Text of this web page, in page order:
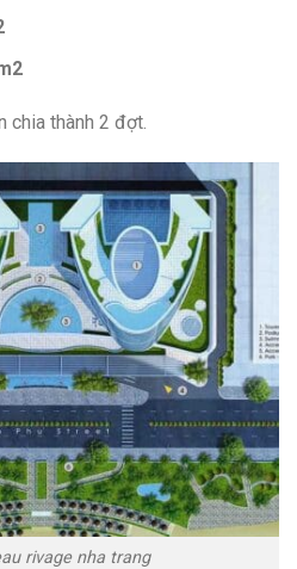
chia thành 2 đợt.
rivage nha trang